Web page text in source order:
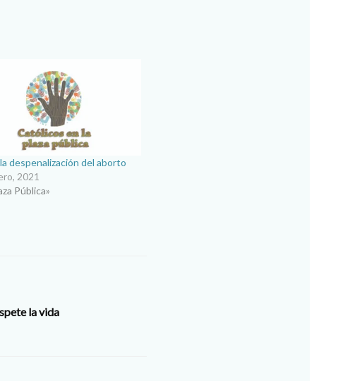
despenalización del aborto
2021
Pública»
la vida